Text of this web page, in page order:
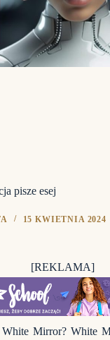
pisze esej
15 KWIETNIA 2024
[REKLAMA]
Mirror? White